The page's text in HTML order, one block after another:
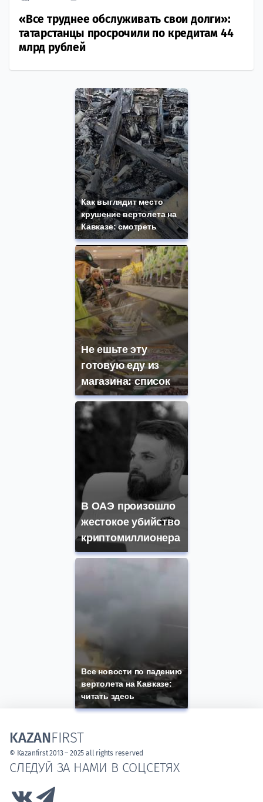
«Все труднее обслуживать свои долги»:
татарстанцы просрочили по кредитам 44
млрд рублей
Как выглядит место
крушение вертолета на
Кавказе: смотреть
Не ешьте эту
готовую еду из
магазина: список
В ОАЭ произошло
жестокое убийство
криптомиллионера
Все новости по падению
вертолета на Кавказе:
читать здесь
СЛЕДУЙ ЗА НАМИ В СОЦСЕТЯХ
Link to Vk
KAZANFIRST
© Kazanfirst 2013 – 2025 all rights reserved